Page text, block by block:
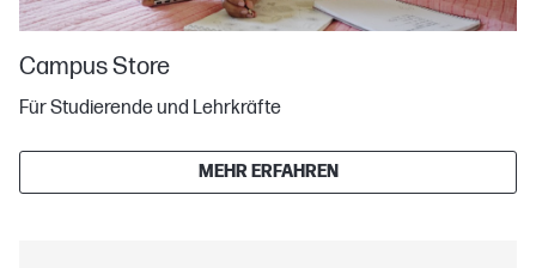
Campus Store
Für Studierende und Lehrkräfte
MEHR ERFAHREN